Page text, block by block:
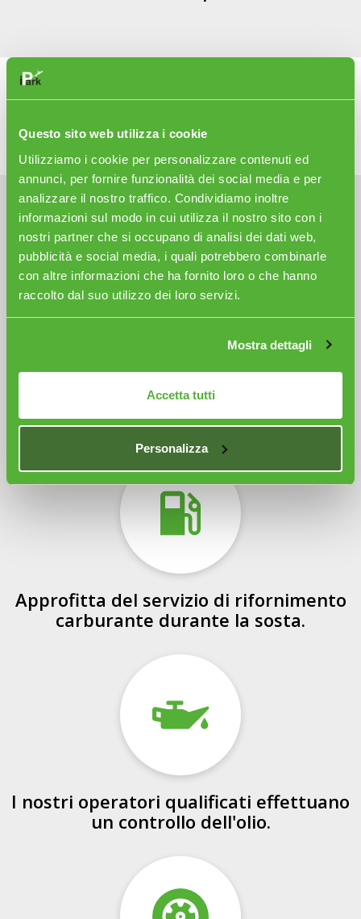
Questo sito web utilizza i cookie
Utilizziamo i cookie per personalizzare contenuti ed
annunci, per fornire funzionalità dei social media e per
analizzare il nostro traffico. Condividiamo inoltre
informazioni sul modo in cui utilizza il nostro sito con i
nostri partner che si occupano di analisi dei dati web,
pubblicità e social media, i quali potrebbero combinarle
con altre informazioni che ha fornito loro o che hanno
raccolto dal suo utilizzo dei loro servizi.
Mostra dettagli
Accetta tutti
Personalizza
Vuoi di più? Ecco i nostri servizi
extra:
Effettuiamo un lavaggio completo e
accurato della tua auto.
Approfitta del servizio di rifornimento
carburante durante la sosta.
I nostri operatori qualificati effettuano
un controllo dell'olio.